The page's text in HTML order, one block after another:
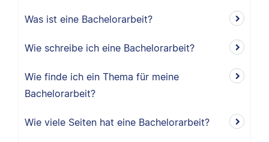
Was ist eine Bachelorarbeit?
Wie schreibe ich eine Bachelorarbeit?
Wie finde ich ein Thema für meine
Bachelorarbeit?
Wie viele Seiten hat eine Bachelorarbeit?